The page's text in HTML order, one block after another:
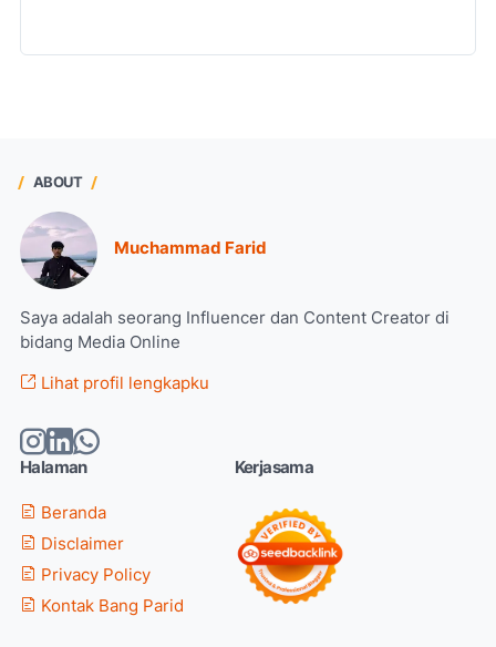
ABOUT
Muchammad Farid
Saya adalah seorang Influencer dan Content Creator di
bidang Media Online
Lihat profil lengkapku
Halaman
Beranda
Disclaimer
Privacy Policy
Kontak Bang Parid
Kerjasama